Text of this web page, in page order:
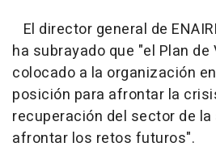
El director general de
ha subrayado que "el Plan de
colocado a la organización
posición para afrontar la
recuperación del sector de la
afrontar los retos futuros".